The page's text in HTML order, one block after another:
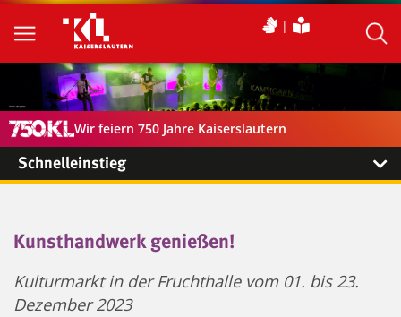
Wir feiern 750 Jahre Kaiserslautern
Schnelleinstieg
Kunsthandwerk genießen!
Kulturmarkt in der Fruchthalle vom 01. bis 23.
Dezember 2023